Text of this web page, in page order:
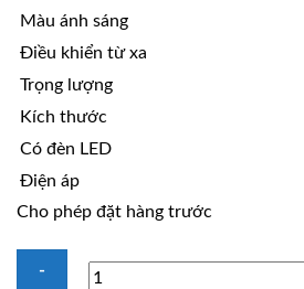
Màu ánh sáng
Điều khiển từ xa
Trọng lượng
Kích thước
Có đèn LED
Điện áp
Cho phép đặt hàng trước